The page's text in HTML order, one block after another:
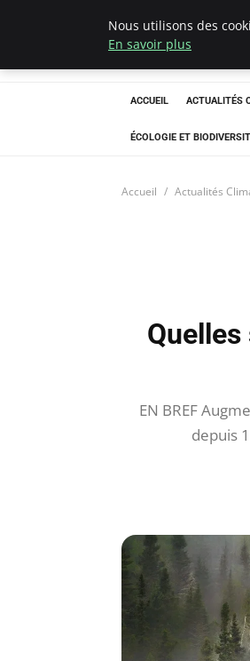
ACCUEIL ACTUALITÉS
ÉCOLOGIE ET
Accueil Actualités
EN BREF
depuis
Nous utilisons des
En savoir plus